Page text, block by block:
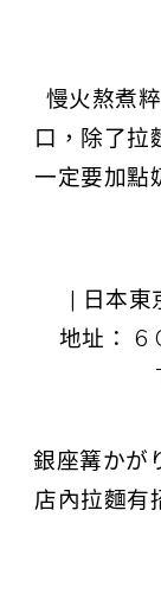
慢火熬煮
口，除了拉
一定要加點
| 日本東
地址： 6
銀座篝かが
店內拉麵有